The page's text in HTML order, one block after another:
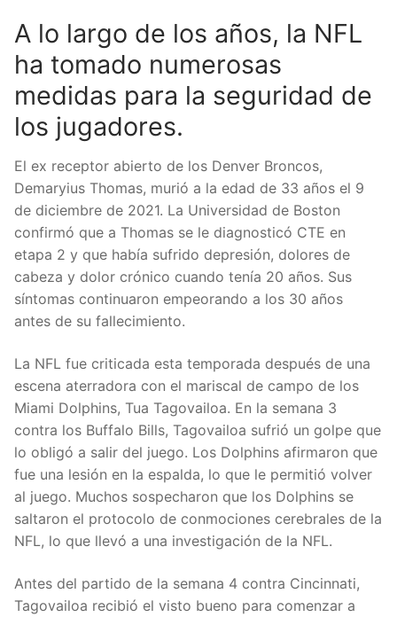
A lo largo de los años, la NFL
ha tomado numerosas
medidas para la seguridad de
los jugadores.
El ex receptor abierto de los Denver Broncos,
Demaryius Thomas, murió a la edad de 33 años el 9
de diciembre de 2021. La Universidad de Boston
confirmó que a Thomas se le diagnosticó CTE en
etapa 2 y que había sufrido depresión, dolores de
cabeza y dolor crónico cuando tenía 20 años. Sus
síntomas continuaron empeorando a los 30 años
antes de su fallecimiento.
La NFL fue criticada esta temporada después de una
escena aterradora con el mariscal de campo de los
Miami Dolphins, Tua Tagovailoa. En la semana 3
contra los Buffalo Bills, Tagovailoa sufrió un golpe que
lo obligó a salir del juego. Los Dolphins afirmaron que
fue una lesión en la espalda, lo que le permitió volver
al juego. Muchos sospecharon que los Dolphins se
saltaron el protocolo de conmociones cerebrales de la
NFL, lo que llevó a una investigación de la NFL.
Antes del partido de la semana 4 contra Cincinnati,
Tagovailoa recibió el visto bueno para comenzar a